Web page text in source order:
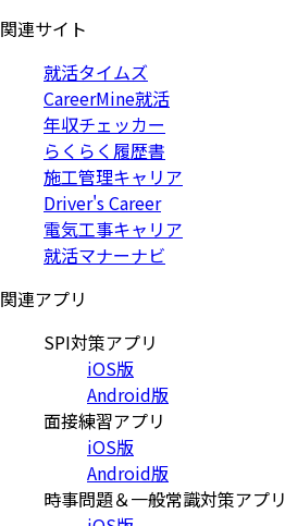
関連サイト
就活タイムズ
CareerMine就活
年収チェッカー
らくらく履歴書
施工管理キャリア
Driver's Career
電気工事キャリア
就活マナーナビ
関連アプリ
SPI対策アプリ
iOS版
Android版
面接練習アプリ
iOS版
Android版
時事問題＆一般常識対策アプリ